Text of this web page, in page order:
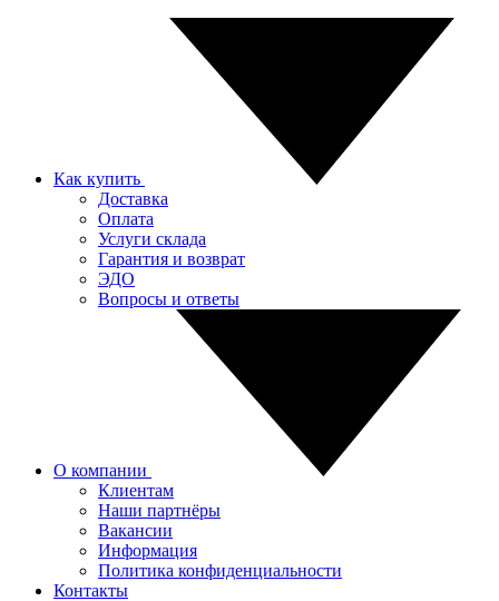
Как купить
Доставка
Оплата
Услуги склада
Гарантия и возврат
ЭДО
Вопросы и ответы
О компании
Клиентам
Наши партнёры
Вакансии
Информация
Политика конфиденциальности
Контакты